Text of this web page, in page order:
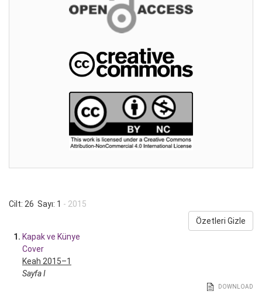
Cilt: 26 Sayı: 1 - 2015
Özetleri Gizle
1. Kapak ve Künye
Cover
Keah 2015–1
Sayfa I
DOWNLOAD